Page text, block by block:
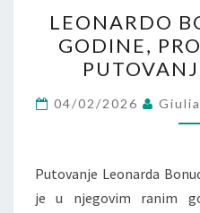
LEONARDO
GODINE,
04/02/2026
Putovanje Leonarda
je u njegovim ranim